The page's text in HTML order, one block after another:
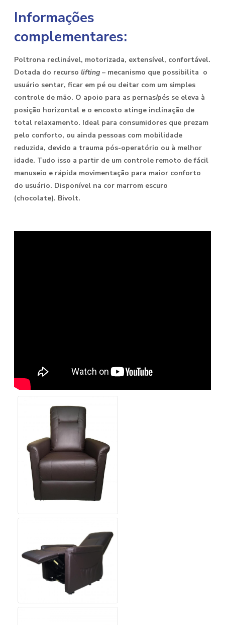
Informações
complementares:
Poltrona reclinável, motorizada, extensível, confortável.
Dotada do recurso lifting – mecanismo que possibilita o
usuário sentar, ficar em pé ou deitar com um simples
controle de mão. O apoio para as pernas/pés se eleva à
posição horizontal e o encosto atinge inclinação de
total relaxamento. Ideal para consumidores que prezam
pelo conforto, ou ainda pessoas com mobilidade
reduzida, devido a trauma pós-operatório ou à melhor
idade. Tudo isso a partir de um controle remoto de fácil
manuseio e rápida movimentação para maior conforto
do usuário. Disponível na cor marrom escuro
(chocolate). Bivolt.